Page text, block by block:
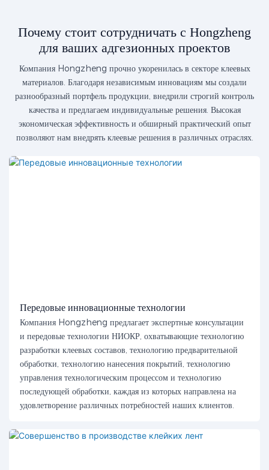
Почему стоит сотрудничать с Hongzheng
для ваших адгезионных проектов
Компания Hongzheng прочно укоренилась в секторе клеевых
материалов. Благодаря независимым инновациям мы создали
разнообразный портфель продукции, внедрили строгий контроль
качества и предлагаем индивидуальные решения. Высокая
экономическая эффективность и обширный практический опыт
позволяют нам внедрять клеевые решения в различных отраслях.
Передовые инновационные технологии
Компания Hongzheng предлагает экспертные консультации
и передовые технологии НИОКР, охватывающие технологию
разработки клеевых составов, технологию предварительной
обработки, технологию нанесения покрытий, технологию
управления технологическим процессом и технологию
последующей обработки, каждая из которых направлена ​​на
удовлетворение различных потребностей наших клиентов.